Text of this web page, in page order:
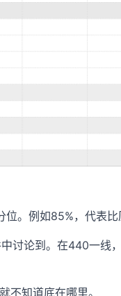
。例如85%，代表比
讨论到。在440一线
不知道底在哪里。